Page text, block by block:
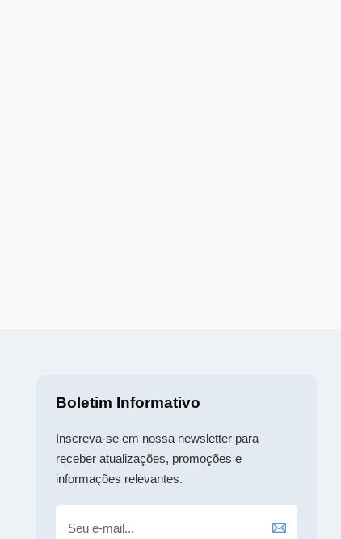
Boletim Informativo
Inscreva-se em nossa newsletter para
receber atualizações, promoções e
informações relevantes.